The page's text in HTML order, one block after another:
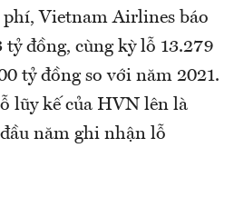
Vietnam Airlines báo
tỷ đồng, cùng kỳ lỗ 13.279
tỷ đồng so với năm 2021.
lũy kế của HVN lên là
năm ghi nhận lỗ